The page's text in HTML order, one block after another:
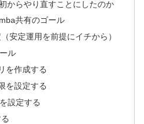
からやり直すことにしたのか
共有のゴール
安定運用を前提にイチから）
ル
を作成する
を設定する
設定する